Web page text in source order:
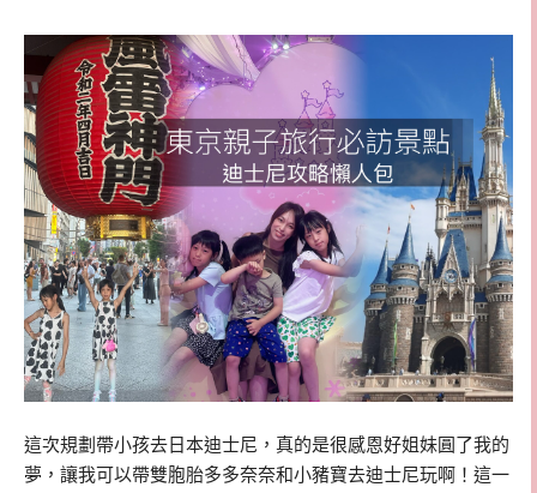
這次規劃帶小孩去日本迪士尼，真的是很感恩好姐妹圓了我的
夢，讓我可以帶雙胞胎多多奈奈和小豬寶去迪士尼玩啊！這一